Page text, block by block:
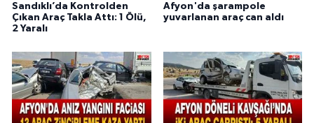
Sandıklı’da Kontrolden
Çıkan Araç Takla Attı: 1 Ölü,
2 Yaralı
Afyon'da şarampole
yuvarlanan araç can aldı